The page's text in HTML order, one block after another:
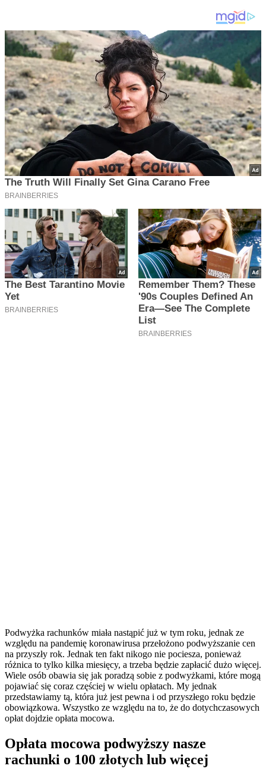
Podwyżka rachunków miała nastąpić już w tym roku, jednak ze
względu na pandemię koronawirusa przełożono podwyższanie cen
na przyszły rok. Jednak ten fakt nikogo nie pociesza, ponieważ
różnica to tylko kilka miesięcy, a trzeba będzie zapłacić dużo więcej.
Wiele osób obawia się jak poradzą sobie z podwyżkami, które mogą
pojawiać się coraz częściej w wielu opłatach. My jednak
przedstawiamy tą, która już jest pewna i od przyszłego roku będzie
obowiązkowa. Wszystko ze względu na to, że do dotychczasowych
opłat dojdzie opłata mocowa.
Opłata mocowa podwyższy nasze
rachunki o 100 złotych lub więcej